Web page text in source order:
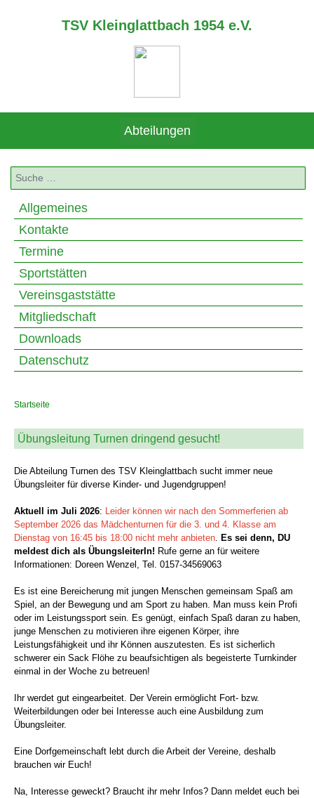
TSV Kleinglattbach 1954 e.V.
Abteilungen
Suchen
Allgemeines
Kontakte
Termine
Sportstätten
Vereinsgaststätte
Mitgliedschaft
Downloads
Datenschutz
Startseite
Übungsleitung Turnen dringend gesucht!
Die Abteilung Turnen des TSV Kleinglattbach sucht immer neue
Übungsleiter für diverse Kinder- und Jugendgruppen!
Aktuell im Juli 2026: Leider können wir nach den Sommerferien ab
September 2026 das Mädchenturnen für die 3. und 4. Klasse am
Dienstag von 16:45 bis 18:00 nicht mehr anbieten Es sei denn, DU
meldest dich als ÜbungsleiterIn! Rufe gerne an für weitere
Informationen: Doreen Wenzel, Tel. 0157-34569063
Es ist eine Bereicherung mit jungen Menschen gemeinsam Spaß am
Spiel, an der Bewegung und am Sport zu haben. Man muss kein Profi
oder im Leistungssport sein. Es genügt, einfach Spaß daran zu haben,
junge Menschen zu motivieren ihre eigenen Körper, ihre
Leistungsfähigkeit und ihr Können auszutesten. Es ist sicherlich
schwerer ein Sack Flöhe zu beaufsichtigen als begeisterte Turnkinder
einmal in der Woche zu betreuen!
Ihr werdet gut eingearbeitet. Der Verein ermöglicht Fort- bzw.
Weiterbildungen oder bei Interesse auch eine Ausbildung zum
Übungsleiter.
Eine Dorfgemeinschaft lebt durch die Arbeit der Vereine, deshalb
brauchen wir Euch!
Na, Interesse geweckt? Braucht ihr mehr Infos? Dann meldet euch bei